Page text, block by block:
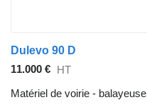
Dulevo 90 D
11.000 €
HT
Matériel de voirie - balayeuse